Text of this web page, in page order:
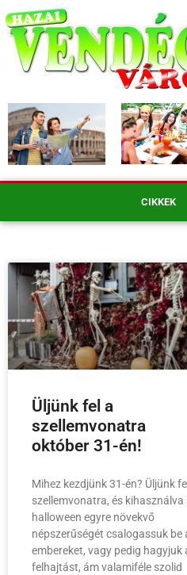
CIKKEK
Üljünk fel a
szellemvonatra
október 31-én!
Mihez kezdjünk 31-én? Üljünk
szellemvonatra, és kihasználva
halloween egyre növekvő
népszerűségét csalogassuk be
embereket, vagy pedig hagyjuk
felhajtást, ám valamiféle szolid